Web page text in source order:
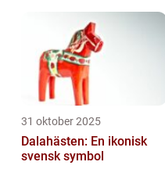
31 oktober 2025
Dalahästen: En ikonisk
svensk symbol